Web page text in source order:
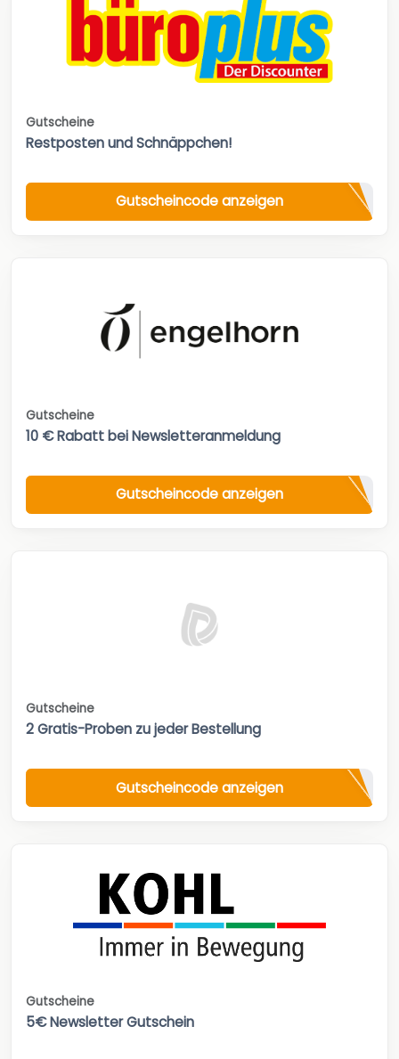
Gutscheine
Restposten und Schnäppchen!
Gutscheincode anzeigen
Gutscheine
10 € Rabatt bei Newsletteranmeldung
Gutscheincode anzeigen
Gutscheine
2 Gratis-Proben zu jeder Bestellung
Gutscheincode anzeigen
Gutscheine
5€ Newsletter Gutschein